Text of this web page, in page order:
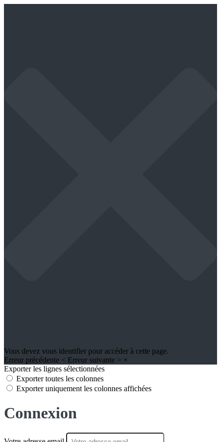
Vous devez vous identifier pour accéder à cette page.
Erreur précédente < Erreur suivante > ×
Exporter les lignes sélectionnées
Exporter toutes les colonnes
Exporter uniquement les colonnes affichées
Connexion